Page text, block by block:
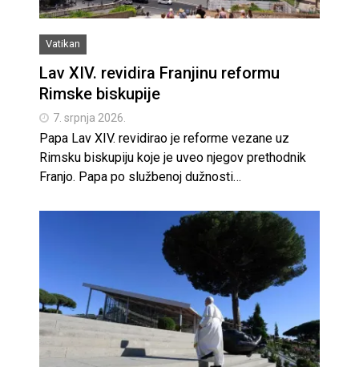
Vatikan
Lav XIV. revidira Franjinu reformu
Rimske biskupije
7. srpnja 2026.
Papa Lav XIV. revidirao je reforme vezane uz
Rimsku biskupiju koje je uveo njegov prethodnik
Franjo. Papa po službenoj dužnosti…